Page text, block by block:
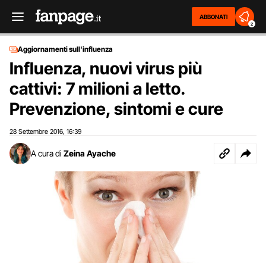
ABBONATI
2
Aggiornamenti sull'influenza
Influenza, nuovi virus più
cattivi: 7 milioni a letto.
Prevenzione, sintomi e cure
28 Settembre 2016 16:39
A cura di Zeina Ayache